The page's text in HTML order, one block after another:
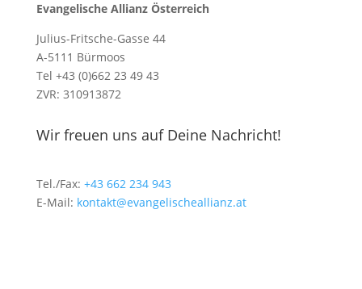
Evangelische Allianz Österreich
Julius-Fritsche-Gasse 44
A-5111 Bürmoos
Tel +43 (0)662 23 49 43
ZVR: 310913872
Wir freuen uns auf Deine Nachricht!
Tel./Fax: +43 662 234 943
E-Mail: kontakt@evangelischeallianz.at